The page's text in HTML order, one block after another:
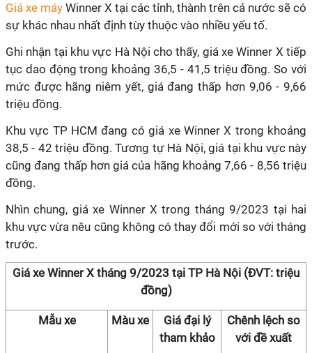
Giá xe máy Winner X tại các tỉnh, thành trên cả nước sẽ có
sự khác nhau nhất định tùy thuộc vào nhiều yếu tố.
Ghi nhận tại khu vực Hà Nội cho thấy, giá xe Winner X tiếp
tục dao động trong khoảng 36,5 - 41,5 triệu đồng. So với
mức được hãng niêm yết, giá đang thấp hơn 9,06 - 9,66
triệu đồng.
Khu vực TP HCM đang có giá xe Winner X trong khoảng
38,5 - 42 triệu đồng. Tương tự Hà Nội, giá tại khu vực này
cũng đang thấp hơn giá của hãng khoảng 7,66 - 8,56 triệu
đồng.
Nhìn chung, giá xe Winner X trong tháng 9/2023 tại hai
khu vực vừa nêu cũng không có thay đổi mới so với tháng
trước.
Giá xe Winner X tháng 9/2023 tại TP Hà Nội (ĐVT: triệu
đồng)
Mẫu xe Màu xe
Giá đại lý
tham khảo
Chênh lệch so
với đề xuất